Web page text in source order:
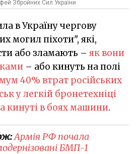
Збройних Сил України
в Україну чергову
могил піхоти", які,
або зламають – як вони
– або кинуть на полі
40% втрат російських
у легкій бронетехніці
кинуті в боях машини.
Армія РФ почала
БМП-1